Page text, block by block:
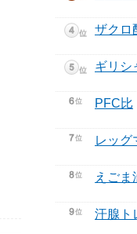
ザクロ
ギリシ
PFC比
レッグ
えごま
汗腺ト